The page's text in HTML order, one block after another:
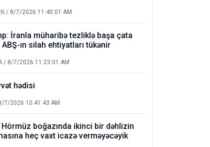
/ 8/7/2026 11:40:01 AM
İranla müharibə tezliklə başa çata
ABŞ-ın silah ehtiyatları tükənir
/ 8/7/2026 11:23:01 AM
hədisi
7/2026 10:41:43 AM
Hörmüz boğazında ikinci bir dəhlizin
heç vaxt icazə verməyəcəyik